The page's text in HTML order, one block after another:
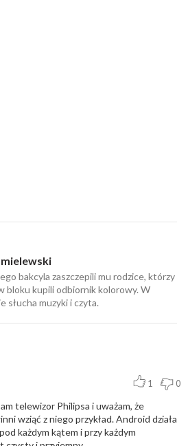
bakcyla zaszczepili mu rodzice, którzy
bloku kupili odbiornik kolorowy. W
słucha muzyki i czyta.
1 0
telewizor Philipsa i uważam, że
wziąć z niego przykład. Android działa
każdym kątem i przy każdym